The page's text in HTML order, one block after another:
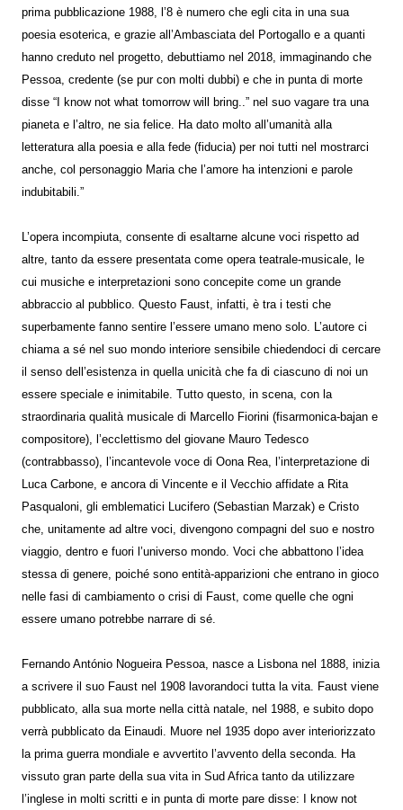
prima pubblicazione 1988, l’8 è numero che egli cita in una sua
poesia esoterica, e grazie all’Ambasciata del Portogallo e a quanti
hanno creduto nel progetto, debuttiamo nel 2018, immaginando che
Pessoa, credente (se pur con molti dubbi) e che in punta di morte
disse “I know not what tomorrow will bring..” nel suo vagare tra una
pianeta e l’altro, ne sia felice. Ha dato molto all’umanità alla
letteratura alla poesia e alla fede (fiducia) per noi tutti nel mostrarci
anche, col personaggio Maria che l’amore ha intenzioni e parole
indubitabili.”
L’opera incompiuta, consente di esaltarne alcune voci rispetto ad
altre, tanto da essere presentata come opera teatrale-musicale, le
cui musiche e interpretazioni sono concepite come un grande
abbraccio al pubblico. Questo Faust, infatti, è tra i testi che
superbamente fanno sentire l’essere umano meno solo. L’autore ci
chiama a sé nel suo mondo interiore sensibile chiedendoci di cercare
il senso dell’esistenza in quella unicità che fa di ciascuno di noi un
essere speciale e inimitabile. Tutto questo, in scena, con la
straordinaria qualità musicale di Marcello Fiorini (fisarmonica-bajan e
compositore), l’ecclettismo del giovane Mauro Tedesco
(contrabbasso), l’incantevole voce di Oona Rea, l’interpretazione di
Luca Carbone, e ancora di Vincente e il Vecchio affidate a Rita
Pasqualoni, gli emblematici Lucifero (Sebastian Marzak) e Cristo
che, unitamente ad altre voci, divengono compagni del suo e nostro
viaggio, dentro e fuori l’universo mondo. Voci che abbattono l’idea
stessa di genere, poiché sono entità-apparizioni che entrano in gioco
nelle fasi di cambiamento o crisi di Faust, come quelle che ogni
essere umano potrebbe narrare di sé.
Fernando António Nogueira Pessoa, nasce a Lisbona nel 1888, inizia
a scrivere il suo Faust nel 1908 lavorandoci tutta la vita. Faust viene
pubblicato, alla sua morte nella città natale, nel 1988, e subito dopo
verrà pubblicato da Einaudi. Muore nel 1935 dopo aver interiorizzato
la prima guerra mondiale e avvertito l’avvento della seconda. Ha
vissuto gran parte della sua vita in Sud Africa tanto da utilizzare
l’inglese in molti scritti e in punta di morte pare disse: I know not